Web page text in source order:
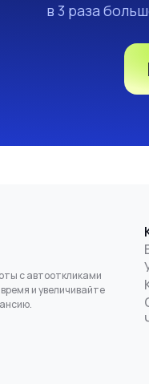
в 3 раза
с автооткликами
и увеличивайте